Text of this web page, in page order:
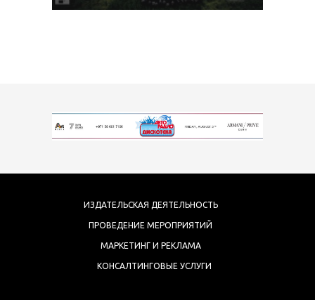
ИЗДАТЕЛЬСКАЯ ДЕЯТЕЛЬНОСТЬ
ПРОВЕДЕНИЕ МЕРОПРИЯТИЙ
МАРКЕТИНГ И РЕКЛАМА
КОНСАЛТИНГОВЫЕ УСЛУГИ